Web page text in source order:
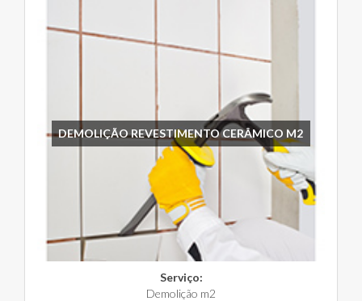
DEMOLIÇÃO REVESTIMENTO CERÂMICO M2
Serviço:
Demolição m2